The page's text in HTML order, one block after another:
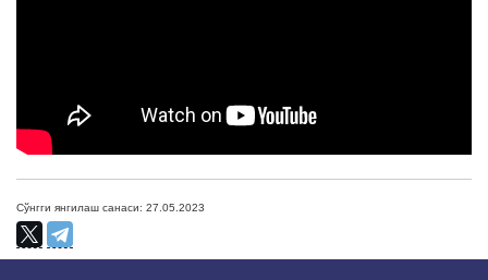
Сўнгги янгилаш санаси: 27.05.2023